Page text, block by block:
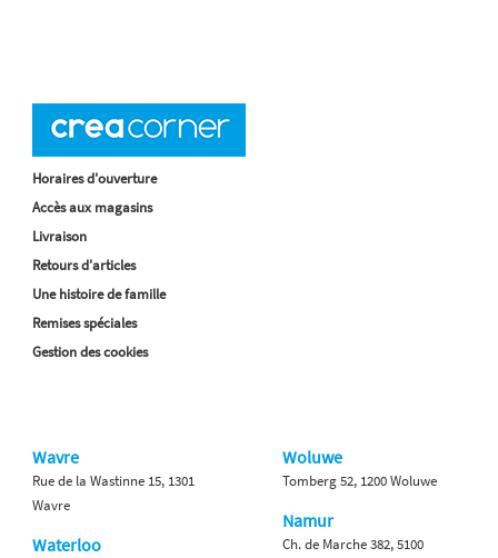
Horaires d'ouverture
Accès aux magasins
Livraison
Retours d'articles
Une histoire de famille
Remises spéciales
Gestion des cookies
Wavre
Rue de la Wastinne 15, 1301
Wavre
Waterloo
Woluwe
Tomberg 52, 1200 Woluwe
Namur
Ch. de Marche 382, 5100